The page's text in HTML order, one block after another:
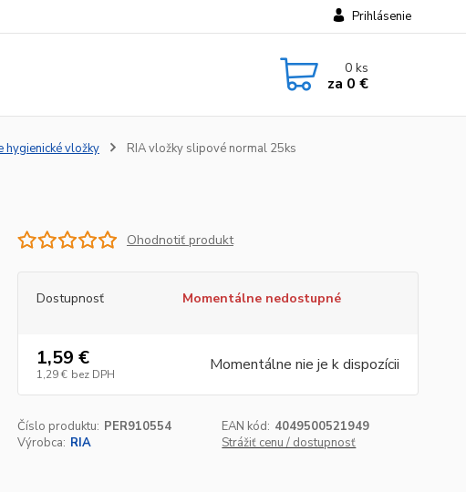
Prihlásenie
0ks
za 0 €
hygienické vložky RIA vložky slipové normal 25ks
Ohodnotiť produkt
Dostupnosť Momentálne nedostupné
1,59 €
1,29 € bez DPH Momentálne nie je k dispozícii
Číslo produktu: PER910554 EAN kód: 4049500521949
Výrobca: RIA Strážiť cenu / dostupnosť